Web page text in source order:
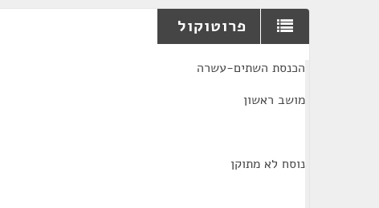
פרוטוקול
הכנסת השתים-עשרה
מושב ראשון
נוסח לא מתוקן